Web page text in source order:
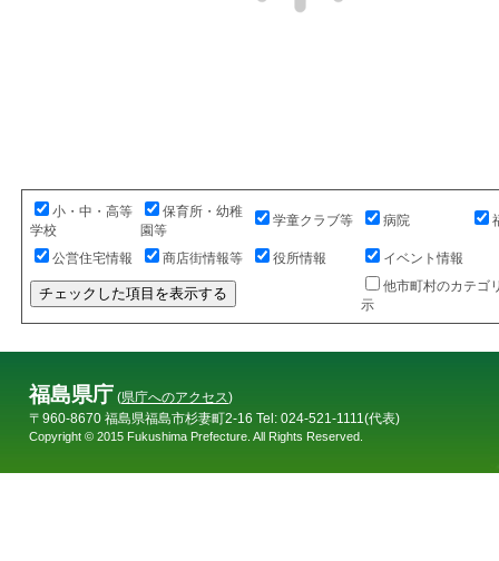
小・中・高等
学校
保育所・幼稚
園等
学童クラブ等 病院
公営住宅情報 商店街情報等 役所情報 イベント情報
チェックした項目を表示する
他市町村のカテゴ
示
福島県庁 (県庁へのアクセス)
〒960-8670 福島県福島市杉妻町2-16 Tel: 024-521-1111(代表)
Copyright © 2015 Fukushima Prefecture. All Rights Reserved.